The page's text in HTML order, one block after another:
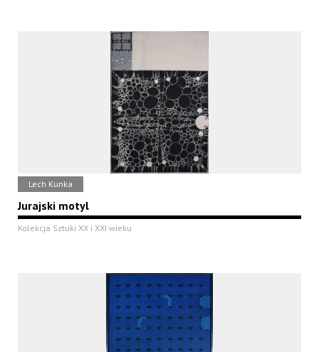
Lech Kunka
Jurajski motyl
Kolekcja Sztuki XX i XXI wieku